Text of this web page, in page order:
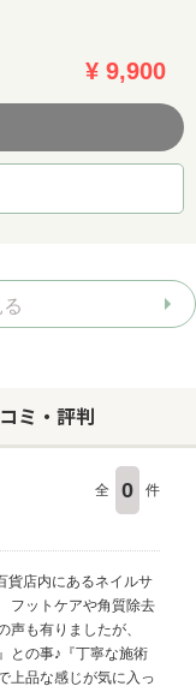
¥ 9,900
ミ・評判
全 0 件
貨店内にあるネイルサ
フットケアや角質除去
も有りましたが、
との事♪『丁寧な施術
上品な感じが気に入っ